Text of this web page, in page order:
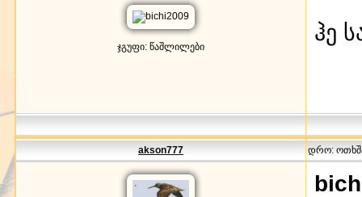
ჯგუფი: წაშლილები
ჰე
akson777 დრო: